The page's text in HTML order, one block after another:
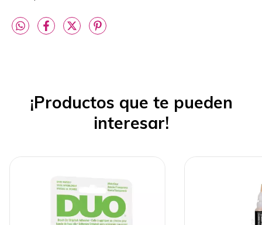
¡Productos que te pueden
interesar!